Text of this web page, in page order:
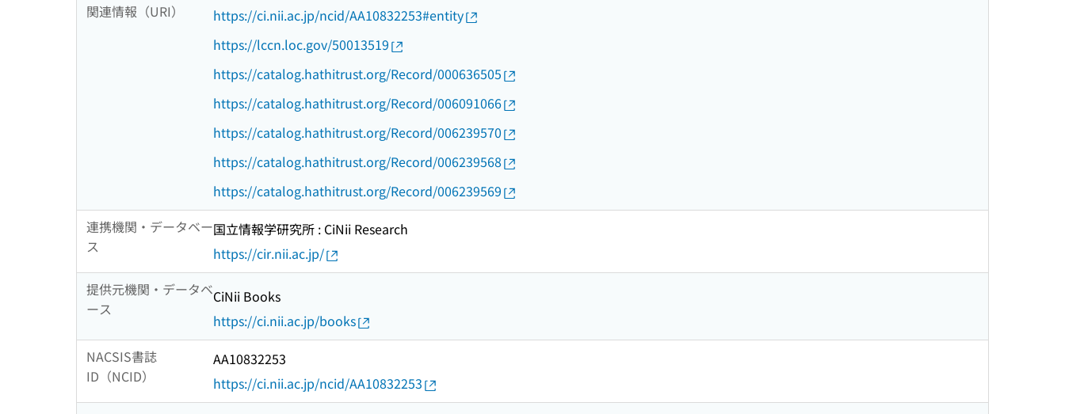
関連情報（URI）
https://ci.nii.ac.jp/ncid/AA10832253#entity
https://lccn.loc.gov/50013519
https://catalog.hathitrust.org/Record/000636505
https://catalog.hathitrust.org/Record/006091066
https://catalog.hathitrust.org/Record/006239570
https://catalog.hathitrust.org/Record/006239568
https://catalog.hathitrust.org/Record/006239569
連携機関・データベー
ス
国立情報学研究所 : CiNii Research
https://cir.nii.ac.jp/
提供元機関・データベ
ース
CiNii Books
https://ci.nii.ac.jp/books
NACSIS書誌
ID（NCID）
AA10832253
https://ci.nii.ac.jp/ncid/AA10832253